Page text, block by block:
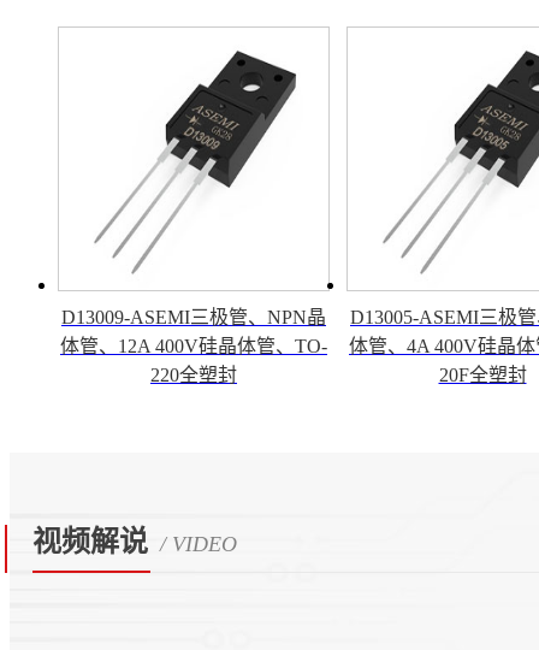
D13009-ASEMI三极管、NPN晶
体管、12A 400V硅晶体管、TO-
220全塑封
D13005-ASEMI三极
体管、4A 400V硅晶
20F全塑封
视频解说 / VIDEO